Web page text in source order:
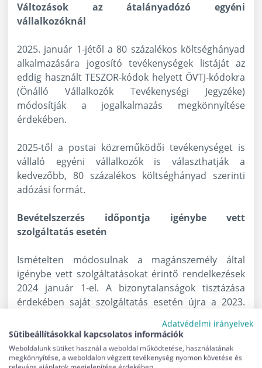
Változások az átalányadózó egyéni
vállalkozóknál
2025. január 1-jétől a 80 százalékos költséghányad
alkalmazására jogosító tevékenységek listáját az
eddig használt TESZOR-kódok helyett ÖVTJ-kódokra
(Önálló Vállalkozók Tevékenységi Jegyzéke)
módosítják a jogalkalmazás megkönnyítése
érdekében.
2025-től a postai közreműködői tevékenységet is
vállaló egyéni vállalkozók is választhatják a
kedvezőbb, 80 százalékos költséghányad szerinti
adózási formát.
Bevételszerzés időpontja igénybe vett
szolgáltatás esetén
Ismételten módosulnak a magánszemély által
igénybe vett szolgáltatásokat érintő rendelkezések
2024 január 1-el. A bizonytalanságok tisztázása
érdekében saját szolgáltatás esetén újra a 2023.
alkalmazni, amely szerint a bevételszerzés
időpontja a szolgáltatás nyújtójának szempontjából
vett az általános forgalmi adó szerinti teljesítési
Adatvédelmi irányelvek
Sütibeállításokkal kapcsolatos információk
Weboldalunk sütiket használ a weboldal működtetése, használatának
megkönnyítése, a weboldalon végzett tevékenység nyomon követése és